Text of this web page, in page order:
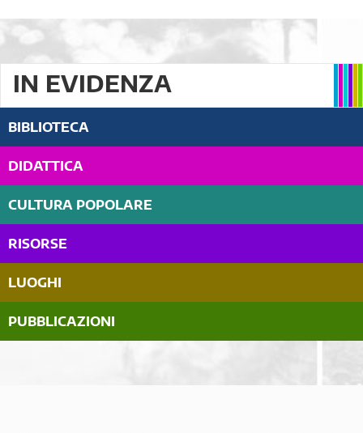
IN EVIDENZA
BIBLIOTECA
DIDATTICA
CULTURA POPOLARE
RISORSE
LUOGHI
PUBBLICAZIONI